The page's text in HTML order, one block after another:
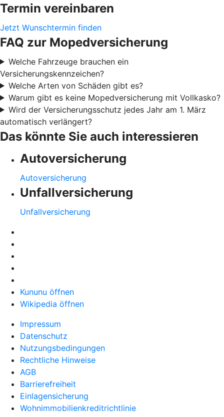
Termin vereinbaren
Jetzt Wunschtermin finden
FAQ zur Mopedversicherung
Welche Fahrzeuge brauchen ein
Versicherungskennzeichen?
Welche Arten von Schäden gibt es?
Warum gibt es keine Mopedversicherung mit Vollkasko?
Wird der Versicherungsschutz jedes Jahr am 1. März
automatisch verlängert?
Das könnte Sie auch interessieren
Autoversicherung
Autoversicherung
Unfallversicherung
Unfallversicherung
Kununu öffnen
Wikipedia öffnen
Impressum
Datenschutz
Nutzungsbedingungen
Rechtliche Hinweise
AGB
Barrierefreiheit
Einlagensicherung
Wohnimmobilienkreditrichtlinie